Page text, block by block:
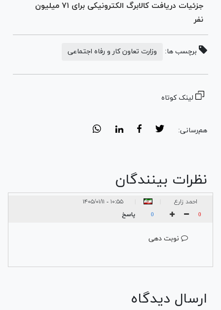
جزئیات دریافت کالابرگ الکترونیکی برای ۷۱ میلیون
نفر
برچسب ها: وزارت تعاون کار و رفاه اجتماعی
لینک کوتاه
هم‌رسانی:
نظرات بینندگان
احمد زارع ۱۰:۵۵ - ۱۴۰۵/۰۱/۱۱
0
0 پاسخ
نوبت دهی
ارسال دیدگاه